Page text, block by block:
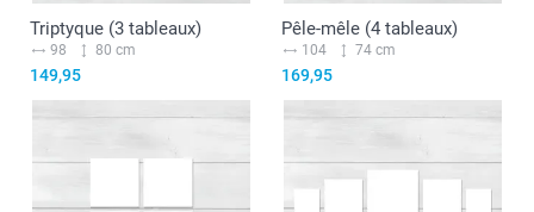
Triptyque (3 tableaux)
98 80 cm
149,95
Pêle-mêle (4 tableaux)
104 74 cm
169,95